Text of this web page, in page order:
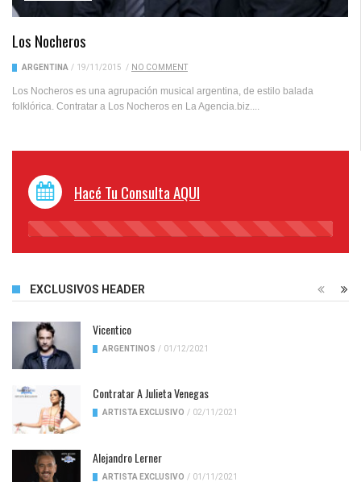
Los Nocheros
ARGENTINA / 19/11/2015 / NO COMMENT
Los Nocheros es una agrupación musical argentina, de estilo balada
folklórica. Contratar a Los Nocheros en La Agencia.biz....
Hacé Tu Consulta AQUI
45%
EXCLUSIVOS HEADER
Vicentico
ARGENTINOS / 01/12/2021
Contratar A Julieta Venegas
ARTISTA EXCLUSIVO / 02/11/2021
Alejandro Lerner
ARTISTA EXCLUSIVO / 01/11/2021